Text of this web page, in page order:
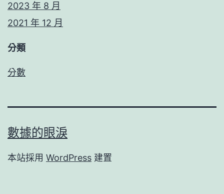
2023 年 8 月
2021 年 12 月
分類
分數
數據的眼淚
本站採用 WordPress 建置